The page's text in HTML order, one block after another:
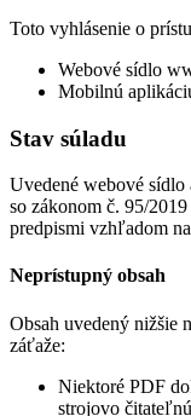
Toto vyhlásenie o
Webové sídlo
Mobilnú
Stav súladu
Uvedené webové sídlo
so zákonom č. 95/
predpismi vzhľadom
Neprístupný obsah
Obsah uvedený nižšie
záťaže:
Niektoré PDF
strojovo